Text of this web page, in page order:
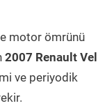
motor ömrünü
2007 Renault Vel
ve periyodik